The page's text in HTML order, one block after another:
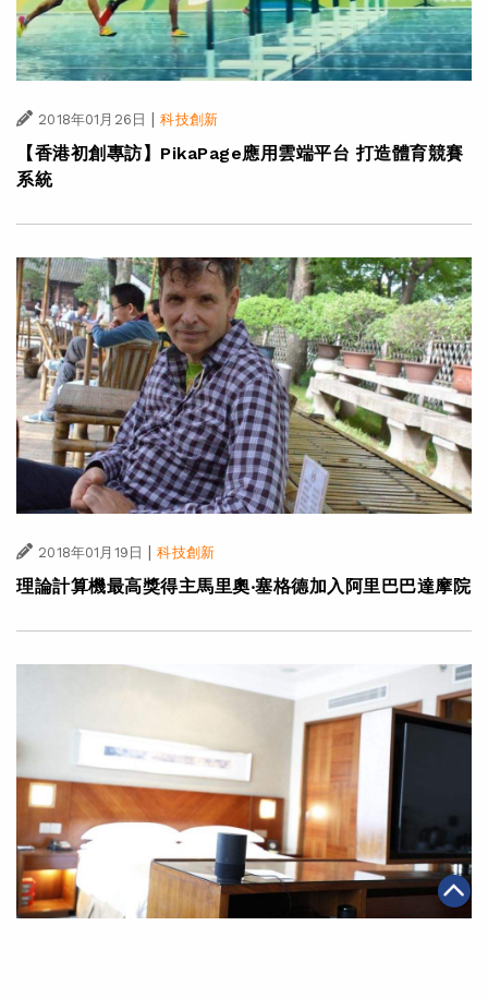
2018年01月26日 | 科技創新
【香港初創專訪】PikaPage應用雲端平台 打造體育競賽
系統
2018年01月19日 | 科技創新
理論計算機最高獎得主馬里奧‧塞格德加入阿里巴巴達摩院